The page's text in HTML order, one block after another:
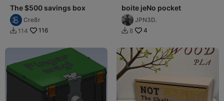
The $500 savings box
Cre8r
 114 116
boite jeNo pocket
JPN3D.
 8 4